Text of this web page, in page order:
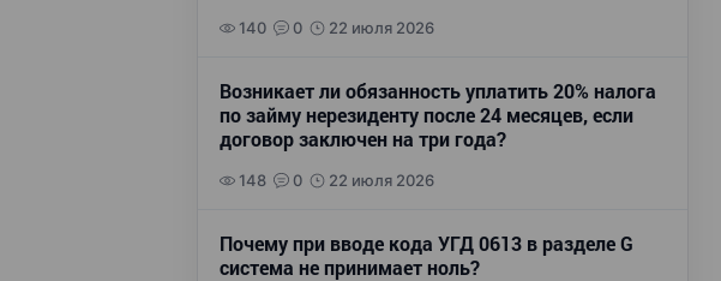
140 0 22 июля 2026
Возникает ли обязанность уплатить 20% налога
по займу нерезиденту после 24 месяцев, если
договор заключен на три года?
148 0 22 июля 2026
Почему при вводе кода УГД 0613 в разделе G
система не принимает ноль?